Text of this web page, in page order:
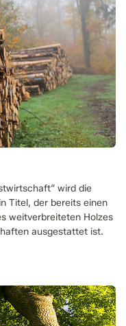
wird die
Titel, der bereits einen
weitverbreiteten Holzes
ausgestattet ist.